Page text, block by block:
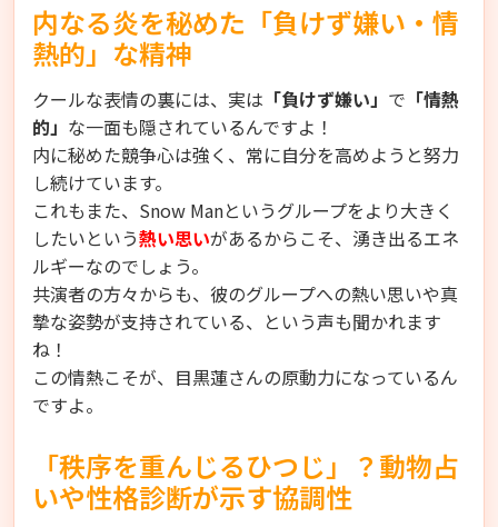
内なる炎を秘めた「負けず嫌い・情
熱的」な精神
クールな表情の裏には、実は 「負けず嫌い」 で 「情熱
的」 な一面も隠されているんですよ！
内に秘めた競争心は強く、常に自分を高めようと努力
し続けています。
これもまた、Snow Manというグループをより大きく
したいという熱い思いがあるからこそ、湧き出るエネ
ルギーなのでしょう。
共演者の方々からも、彼のグループへの熱い思いや真
摯な姿勢が支持されている、という声も聞かれます
ね！
この情熱こそが、目黒蓮さんの原動力になっているん
ですよ。
「秩序を重んじるひつじ」？動物占
いや性格診断が示す協調性